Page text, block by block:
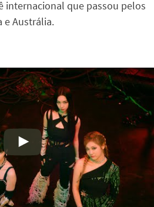
internacional que passou pelos
e Austrália.